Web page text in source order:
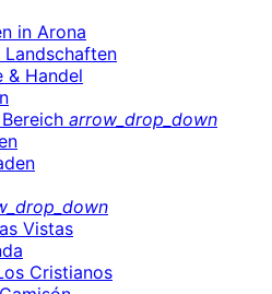
in Arona
Landschaften
& Handel
arrow_drop_down
Vistas
Cristianos